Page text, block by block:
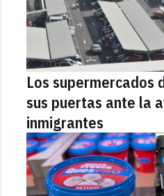
Los supermercados
sus puertas ante la
inmigrantes